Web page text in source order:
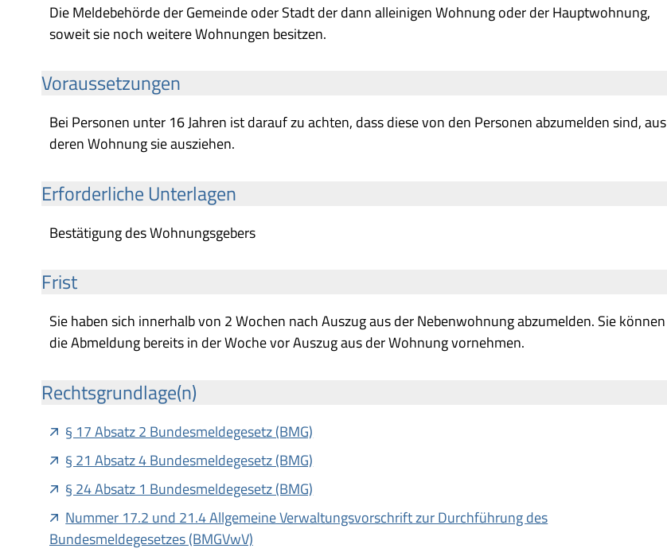
Die Meldebehörde der Gemeinde oder Stadt der dann alleinigen Wohnung oder der Hauptwohnung,
soweit sie noch weitere Wohnungen besitzen.
Voraussetzungen
Bei Personen unter 16 Jahren ist darauf zu achten, dass diese von den Personen abzumelden sind, aus
deren Wohnung sie ausziehen.
Erforderliche Unterlagen
Bestätigung des Wohnungsgebers
Frist
Sie haben sich innerhalb von 2 Wochen nach Auszug aus der Nebenwohnung abzumelden. Sie können
die Abmeldung bereits in der Woche vor Auszug aus der Wohnung vornehmen.
Rechtsgrundlage(n)
§ 17 Absatz 2 Bundesmeldegesetz (BMG)
§ 21 Absatz 4 Bundesmeldegesetz (BMG)
§ 24 Absatz 1 Bundesmeldegesetz (BMG)
Nummer 17.2 und 21.4 Allgemeine Verwaltungsvorschrift zur Durchführung des
Bundesmeldegesetzes (BMGVwV)